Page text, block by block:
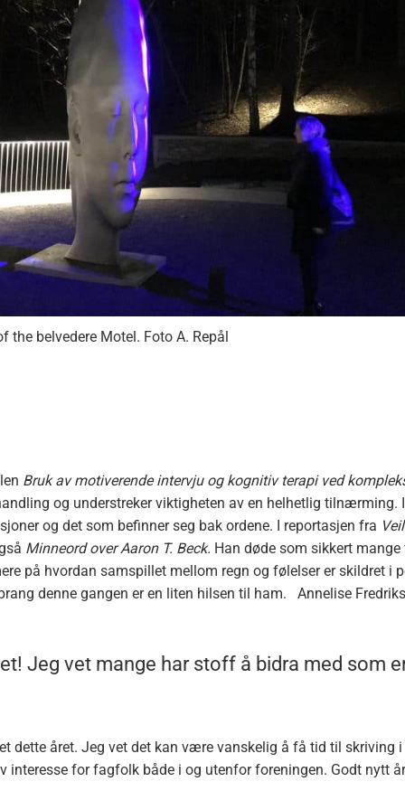
the belvedere Motel. Foto A. Repål
Bruk av motiverende intervju og kognitiv terapi ved
og understreker viktigheten av en helhetlig tilnærming.
og det som befinner seg bak ordene. I reportasjen fra
Minneord over Aaron T. Beck. Han døde som sikkert
på hvordan samspillet mellom regn og følelser er skildret i
denne gangen er en liten hilsen til ham. Annelise
Jeg vet mange har stoff å bidra med som
året. Jeg vet det kan være vanskelig å få tid til skriving i
for fagfolk både i og utenfor foreningen. Godt nytt